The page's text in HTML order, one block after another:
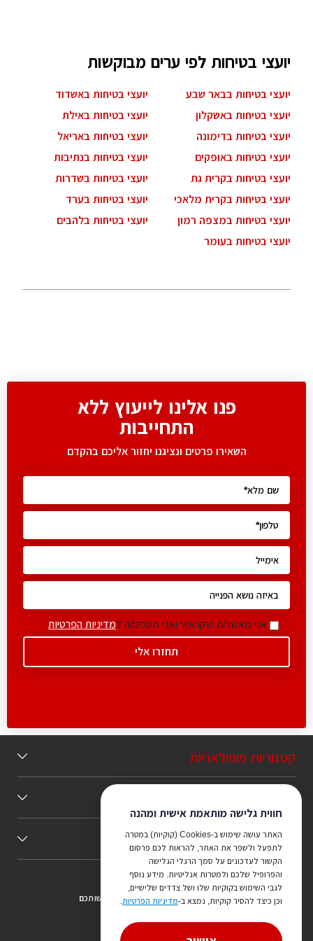
יועצי בטיחות לפי ערים מבוקשות
יועצי בטיחות בבאר שבע
יועצי בטיחות באשדוד
יועצי בטיחות באשקלון
יועצי בטיחות באילת
יועצי בטיחות בדימונה
יועצי בטיחות באריאל
יועצי בטיחות באופקים
יועצי בטיחות בנתיבות
יועצי בטיחות בקרית גת
יועצי בטיחות בשדרות
יועצי בטיחות בקרית מלאכי
יועצי בטיחות בערד
יועצי בטיחות במצפה רמון
יועצי בטיחות בלהבים
יועצי בטיחות בעומר
פנו אלינו לייעוץ ללא
התחייבות
השאירו פרטים ונציגנו יחזור אליכם בהקדם
אני מאשר/ת שקראתי ואני מסכים/ה למדיניות הפרטיות
חווית גלישה מותאמת אישית ומהנה
האתר עושה שימוש ב-Cookies (קוקיות) במטרה
לתפעל ולשפר את האתר, להראות לכם פרסום
הקשור לעדכונים על סמך הרגלי הגלישה
והפרופיל שלכם ולמטרות אנליטיות. מידע נוסף
לגבי השימוש בקוקיות שלו ושל צדדים שלישיים,
וכן כיצד להסיר קוקיות, נמצא ב-מדיניות הפרטיות.
קטגוריות פופולאריות
כללי
צריכים ייעוץ מהמקצוענים שלנו? נשמח לעמוד לרשותכם